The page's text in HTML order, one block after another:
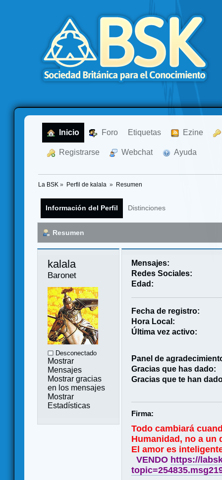
Inicio Foro Etiquetas Ezine
Registrarse Webchat Ayuda
La BSK » Perfil de kalala » Resumen
Información del Perfil Distinciones
Resumen
kalala
Baronet
Desconectado
Mostrar
Mensajes
Mostrar gracias
en los mensajes
Mostrar
Estadísticas
Mensajes:
Redes Sociales:
Edad:
Fecha de registro:
Hora Local:
Última vez activo:
Panel de
Gracias que has dado:
Gracias que te han
Firma:
Todo cambiará
Humanidad, no a un
El amor es
VENDO https://